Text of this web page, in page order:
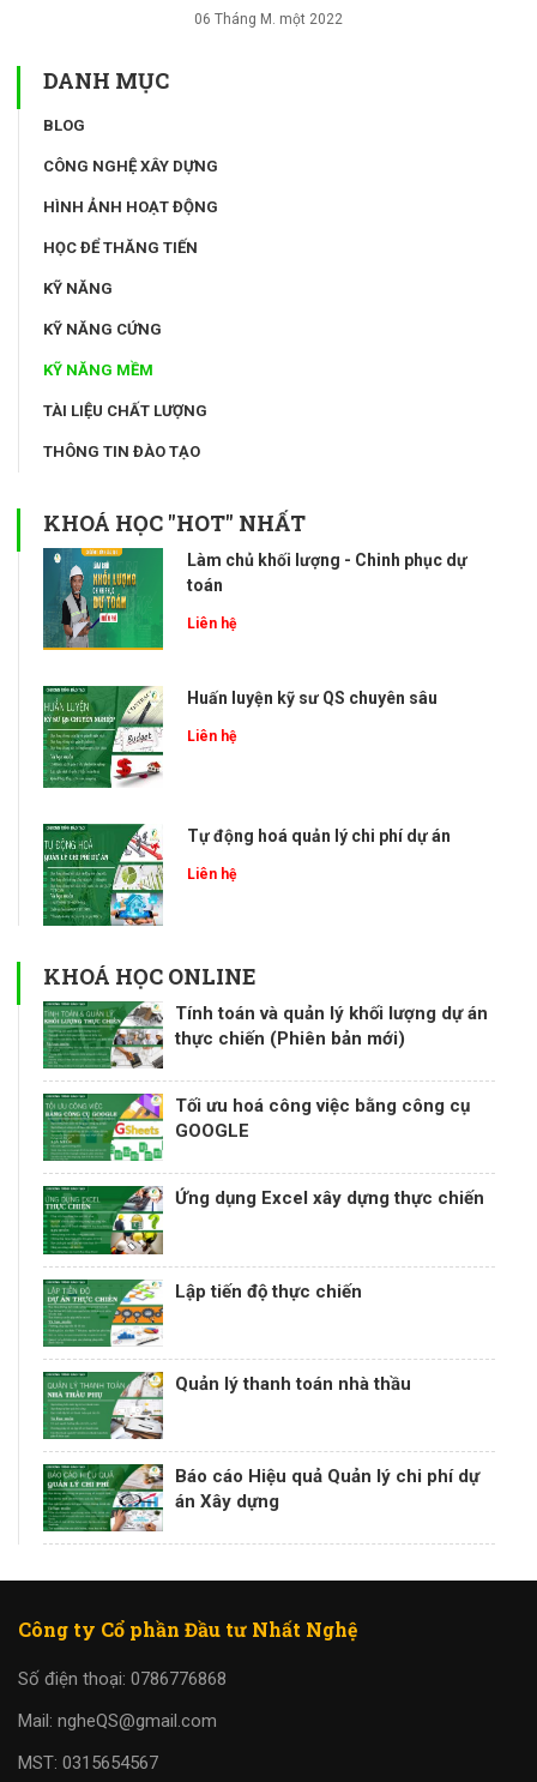
06 Tháng M. một 2022
DANH MỤC
BLOG
CÔNG NGHỆ XÂY DỰNG
HÌNH ẢNH HOẠT ĐỘNG
HỌC ĐỂ THĂNG TIẾN
KỸ NĂNG
KỸ NĂNG CỨNG
KỸ NĂNG MỀM
TÀI LIỆU CHẤT LƯỢNG
THÔNG TIN ĐÀO TẠO
KHOÁ HỌC "HOT" NHẤT
Làm chủ khối lượng - Chinh phục dự
toán
Liên hệ
Huấn luyện kỹ sư QS chuyên sâu
Liên hệ
Tự động hoá quản lý chi phí dự án
Liên hệ
KHOÁ HỌC ONLINE
Tính toán và quản lý khối lượng dự án
thực chiến (Phiên bản mới)
Tối ưu hoá công việc bằng công cụ
GOOGLE
Ứng dụng Excel xây dựng thực chiến
Lập tiến độ thực chiến
Quản lý thanh toán nhà thầu
Báo cáo Hiệu quả Quản lý chi phí dự
án Xây dựng
Công ty Cổ phần Đầu tư Nhất Nghệ
Số điện thoại: 0786776868
Mail: ngheQS@gmail.com
MST: 0315654567